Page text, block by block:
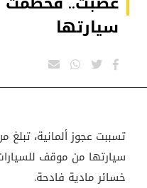
سيارتها
خسائر مادية فادحة.